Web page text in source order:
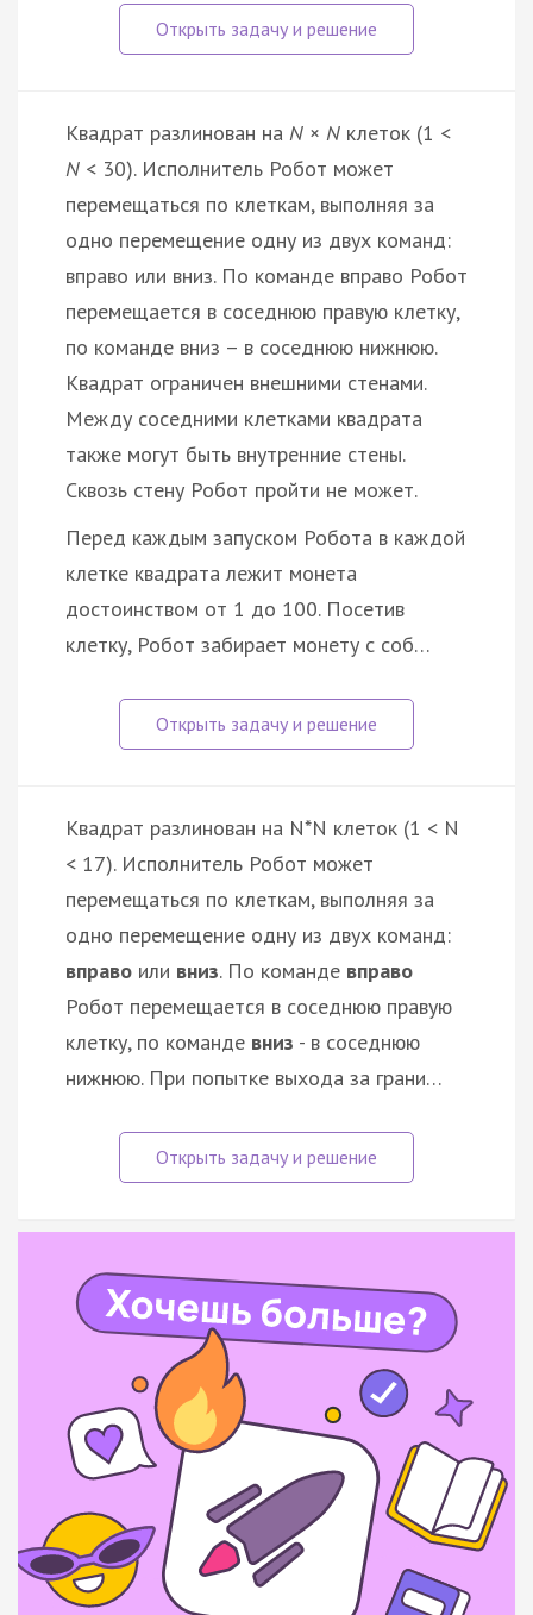
Квадрат разлинован на N × N клеток (1 <
N < 30). Исполнитель Робот может
перемещаться по клеткам, выполняя за
одно перемещение одну из двух команд:
вправо или вниз. По команде вправо Робот
перемещается в соседнюю правую клетку,
по команде вниз – в соседнюю нижнюю.
Квадрат ограничен внешними стенами.
Между соседними клетками квадрата
также могут быть внутренние стены.
Сквозь стену Робот пройти не может.
Перед каждым запуском Робота в каждой
клетке квадрата лежит монета
достоинством от 1 до 100. Посетив
клетку, Робот забирает монету с соб…
Квадрат разлинован на N*N клеток (1 < N
< 17). Исполнитель Робот может
перемещаться по клеткам, выполняя за
одно перемещение одну из двух команд:
вправо или вниз. По команде вправо
Робот перемещается в соседнюю правую
клетку, по команде вниз - в соседнюю
нижнюю. При попытке выхода за грани…